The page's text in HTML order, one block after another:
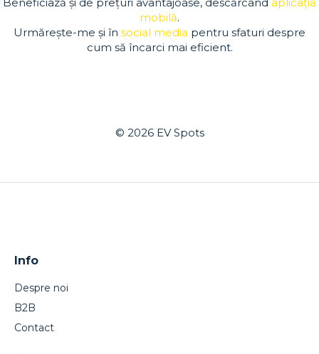
mobilă.
Urmărește-me și în social media pentru sfaturi despre
cum să încarci mai eficient.
© 2026 EV Spots
Info
Despre noi
B2B
Contact